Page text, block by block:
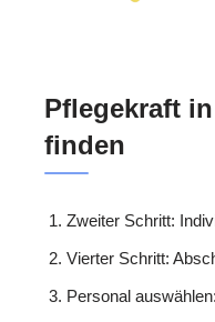
Pflegekraft
finden
Zweiter Schritt:
Vierter Schritt:
Personal